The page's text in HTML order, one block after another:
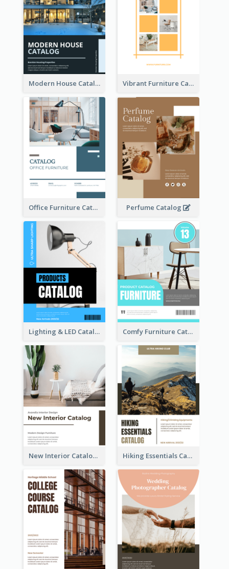
Modern House Catalog Vibrant Furniture Catalog
Office Furniture Catalog Perfume Catalog
Lighting & LED Catalog Comfy Furniture Cataog
New Interior Catalog Hiking Essentials Catalog